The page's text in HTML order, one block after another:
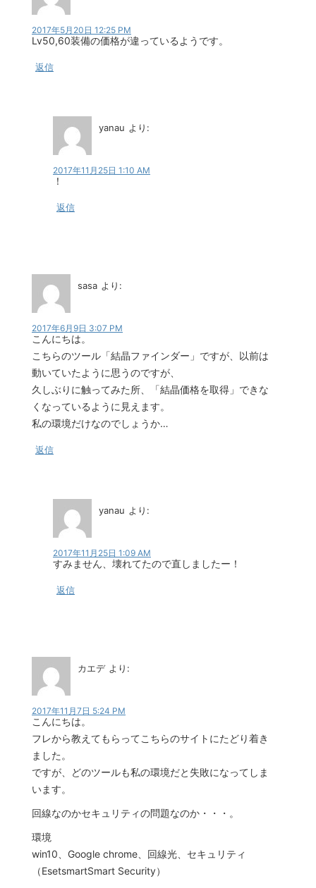
2017年5月20日 12:25 PM
Lv50,60装備の価格が違っているようです。
返信
yanau より:
2017年11月25日 1:10 AM
！
返信
sasa より:
2017年6月9日 3:07 PM
こんにちは。
こちらのツール「結晶ファインダー」ですが、以前は
動いていたように思うのですが、
久しぶりに触ってみた所、「結晶価格を取得」できな
くなっているように見えます。
私の環境だけなのでしょうか…
返信
yanau より:
2017年11月25日 1:09 AM
すみません、壊れてたので直しましたー！
返信
カエデ より:
2017年11月7日 5:24 PM
こんにちは。
フレから教えてもらってこちらのサイトにたどり着き
ました。
ですが、どのツールも私の環境だと失敗になってしま
います。
回線なのかセキュリティの問題なのか・・・。
環境
win10、Google chrome、回線光、セキュリティ
（EsetsmartSmart Security）